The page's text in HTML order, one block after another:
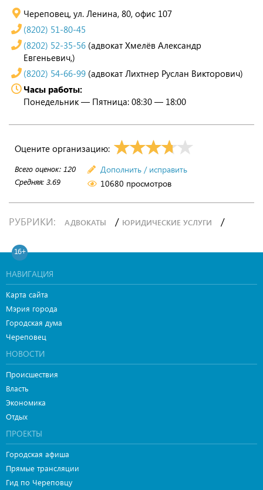
Череповец, ул. Ленина, 80, офис 107
(8202) 51-80-45
(8202) 52-35-56 (адвокат Хмелёв Александр
Евгеньевич,)
(8202) 54-66-99 (адвокат Лихтнер Руслан Викторович)
Часы работы:
Понедельник — Пятница: 08:30 — 18:00
Оцените организацию:
Всего оценок: 120
Средняя: 3.69
Дополнить / исправить
10680 просмотров
РУБРИКИ: АДВОКАТЫ / ЮРИДИЧЕСКИЕ УСЛУГИ /
16+
НАВИГАЦИЯ
Карта сайта
Мэрия города
Городская дума
Череповец
НОВОСТИ
Происшествия
Власть
Экономика
Отдых
ПРОЕКТЫ
Городская афиша
Прямые трансляции
Гид по Череповцу